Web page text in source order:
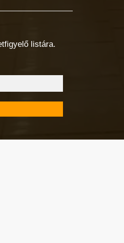
listára.